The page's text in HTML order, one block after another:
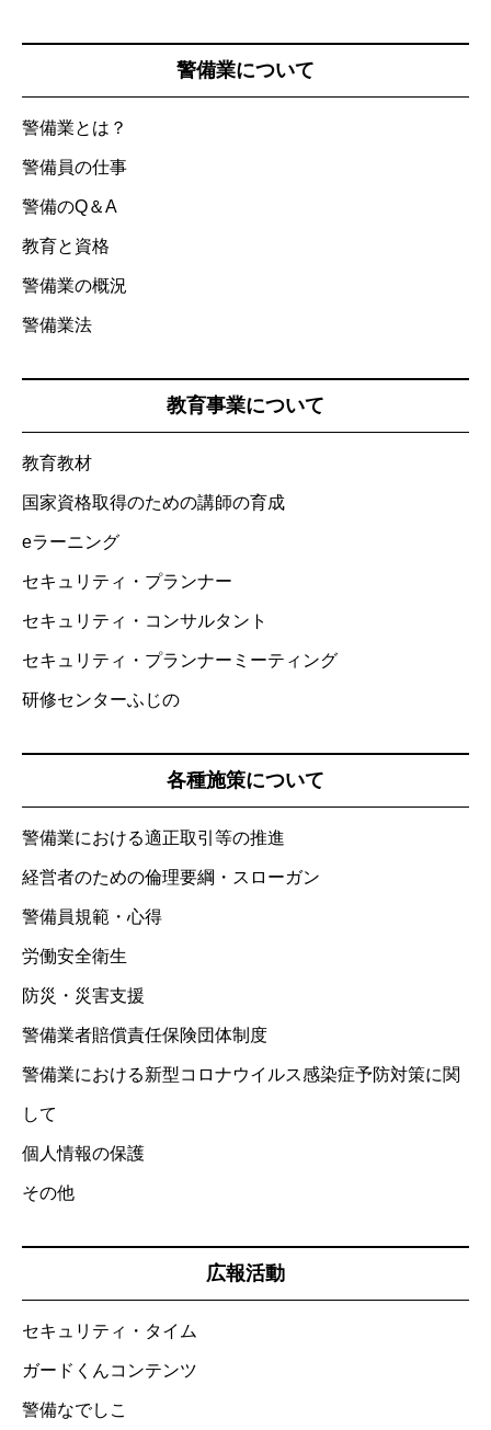
警備業について
警備業とは？
警備員の仕事
警備のQ＆A
教育と資格
警備業の概況
警備業法
教育事業について
教育教材
国家資格取得のための講師の育成
eラーニング
セキュリティ・プランナー
セキュリティ・コンサルタント
セキュリティ・プランナーミーティング
研修センターふじの
各種施策について
警備業における適正取引等の推進
経営者のための倫理要綱・スローガン
警備員規範・心得
労働安全衛生
防災・災害支援
警備業者賠償責任保険団体制度
警備業における新型コロナウイルス感染症予防対策に関
して
個人情報の保護
その他
広報活動
セキュリティ・タイム
ガードくんコンテンツ
警備なでしこ